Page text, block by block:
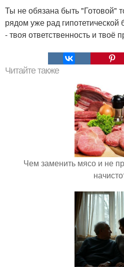
Ты не обязана быть "Готовой"
рядом уже рад
- твоя ответственность и твоё
Читайте также
Чем заменить мясо и не